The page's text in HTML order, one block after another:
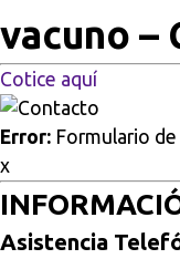
vacuno –
Cotice aquí
Error: Formulario
x
Asistencia